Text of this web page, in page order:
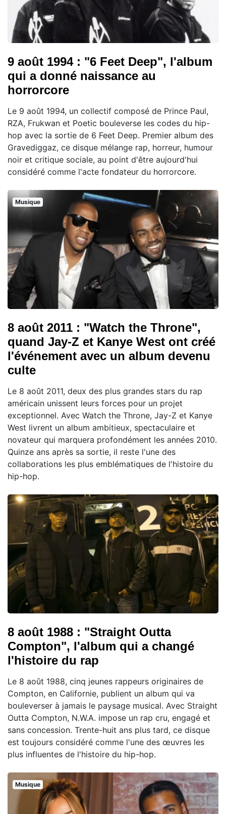
9 août 1994 : "6 Feet Deep", l'album
qui a donné naissance au
horrorcore
Le 9 août 1994, un collectif composé de Prince Paul,
RZA, Frukwan et Poetic bouleverse les codes du hip-
hop avec la sortie de 6 Feet Deep. Premier album des
Gravediggaz, ce disque mélange rap, horreur, humour
noir et critique sociale, au point d'être aujourd'hui
considéré comme l'acte fondateur du horrorcore.
Musique
8 août 2011 : "Watch the Throne",
quand Jay-Z et Kanye West ont créé
l'événement avec un album devenu
culte
Le 8 août 2011, deux des plus grandes stars du rap
américain unissent leurs forces pour un projet
exceptionnel. Avec Watch the Throne, Jay-Z et Kanye
West livrent un album ambitieux, spectaculaire et
novateur qui marquera profondément les années 2010.
Quinze ans après sa sortie, il reste l'une des
collaborations les plus emblématiques de l'histoire du
hip-hop.
8 août 1988 : "Straight Outta
Compton", l'album qui a changé
l'histoire du rap
Le 8 août 1988, cinq jeunes rappeurs originaires de
Compton, en Californie, publient un album qui va
bouleverser à jamais le paysage musical. Avec Straight
Outta Compton, N.W.A. impose un rap cru, engagé et
sans concession. Trente-huit ans plus tard, ce disque
est toujours considéré comme l'une des œuvres les
plus influentes de l'histoire du hip-hop.
Musique